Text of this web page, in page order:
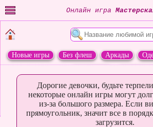
Онлайн игра
Новые игры Без флеш Аркады
Дорогие девочки, будьте
некоторые онлайн игры могут
из-за большого размера. Если
прямоугольник, значит все в
загрузится.